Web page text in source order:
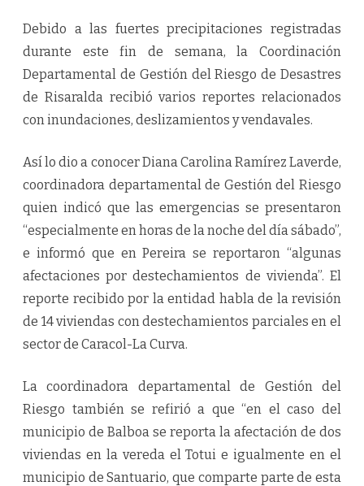
Debido a las fuertes precipitaciones registradas
durante este fin de semana, la Coordinación
Departamental de Gestión del Riesgo de Desastres
de Risaralda recibió varios reportes relacionados
con inundaciones, deslizamientos y vendavales.
Así lo dio a conocer Diana Carolina Ramírez Laverde,
coordinadora departamental de Gestión del Riesgo
quien indicó que las emergencias se presentaron
“especialmente en horas de la noche del día sábado”,
e informó que en Pereira se reportaron “algunas
afectaciones por destechamientos de vivienda”. El
reporte recibido por la entidad habla de la revisión
de 14 viviendas con destechamientos parciales en el
sector de Caracol-La Curva.
La coordinadora departamental de Gestión del
Riesgo también se refirió a que “en el caso del
municipio de Balboa se reporta la afectación de dos
viviendas en la vereda el Totui e igualmente en el
municipio de Santuario, que comparte parte de esta